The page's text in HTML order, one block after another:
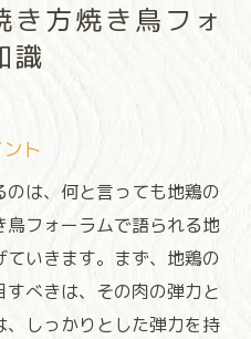
き方焼き鳥フォ
識
ト
は、何と言っても地鶏の
フォーラムで語られる地
いきます。まず、地鶏の
べきは、その肉の弾力と
しっかりとした弾力を持